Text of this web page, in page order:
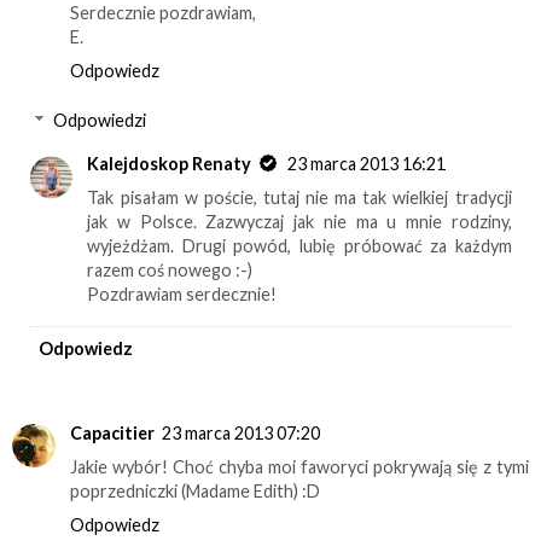
Serdecznie pozdrawiam,
E.
Odpowiedz
Odpowiedzi
Kalejdoskop Renaty
23 marca 2013 16:21
Tak pisałam w poście, tutaj nie ma tak wielkiej tradycji
jak w Polsce. Zazwyczaj jak nie ma u mnie rodziny,
wyjeżdżam. Drugi powód, lubię próbować za każdym
razem coś nowego :-)
Pozdrawiam serdecznie!
Odpowiedz
Capacitier 23 marca 2013 07:20
Jakie wybór! Choć chyba moi faworyci pokrywają się z tymi
poprzedniczki (Madame Edith) :D
Odpowiedz